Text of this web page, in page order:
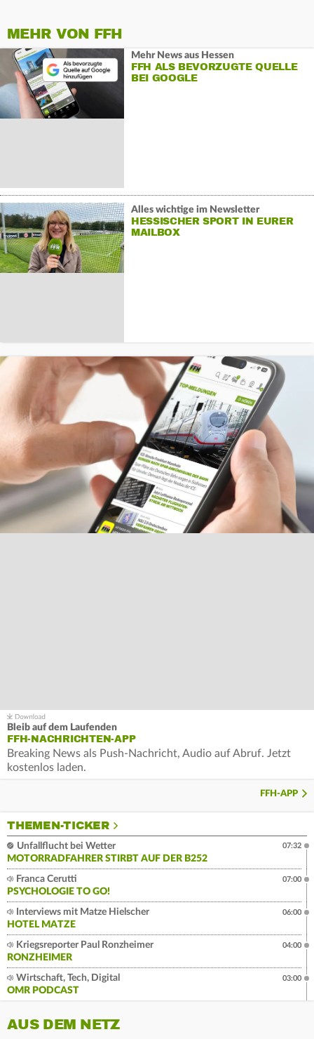
MEHR VON FFH
Mehr News aus Hessen
FFH ALS BEVORZUGTE QUELLE
BEI GOOGLE
Alles wichtige im Newsletter
HESSISCHER SPORT IN EURER
MAILBOX
Bleib auf dem Laufenden
FFH-NACHRICHTEN-APP
Breaking News als Push-Nachricht, Audio auf Abruf. Jetzt
kostenlos laden.
FFH-APP
THEMEN-TICKER
Unfallflucht bei Wetter
MOTORRADFAHRER STIRBT AUF DER B252
07:32
Franca Cerutti
PSYCHOLOGIE TO GO!
07:00
Interviews mit Matze Hielscher
HOTEL MATZE
06:00
Kriegsreporter Paul Ronzheimer
RONZHEIMER
04:00
Wirtschaft, Tech, Digital
OMR PODCAST
03:00
AUS DEM NETZ